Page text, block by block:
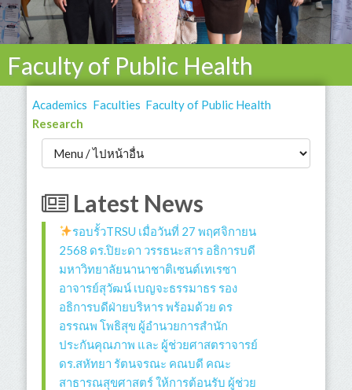
Faculty of Public Health
Academics Faculties Faculty of Public Health
Research
Latest News
รอบรั้วTRSU เมื่อวันที่ 27 พฤศจิกายน
2568 ดร.ปิยะดา วรรธนะสาร อธิการบดี
มหาวิทยาลัยนานาชาติเซนต์เทเรซา
อาจารย์สุวัฒน์ เบญจะธรรมาธร รอง
อธิการบดีฝ่ายบริหาร พร้อมด้วย ดร
อรรณพ โพธิสุข ผู้อำนวยการสำนัก
ประกันคุณภาพ และ ผู้ช่วยศาสตราจารย์
ดร.สหัทยา รัตนจรณะ คณบดี คณะ
สาธารณสุขศาสตร์ ให้การต้อนรับ ผู้ช่วย